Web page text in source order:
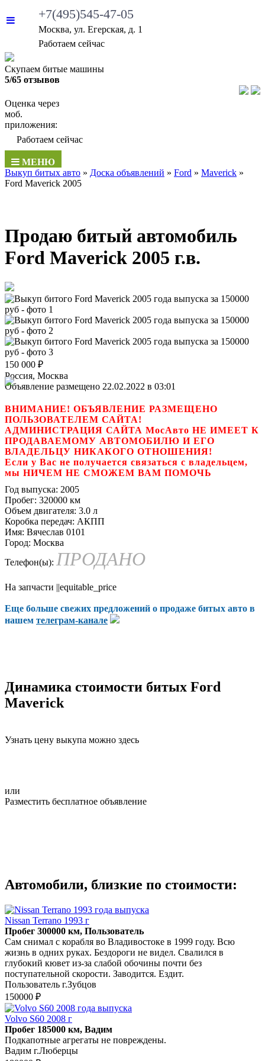
+7(495)545-47-05
Москва, ул. Егерская, д. 1
Работаем сейчас
Скупаем битые машины
5/65 отзывов
Оценка через
моб.
приложения:
Работаем сейчас
МЕНЮ
Выкуп битых авто » Доска объявлений » Ford » Maverick »
Ford Maverick 2005
Продаю битый автомобиль
Ford Maverick 2005 г.в.
150 000 ₽
Россия, Москва
Объявление размещено 22.02.2022 в 03:01
ВНИМАНИЕ! ОБЪЯВЛЕНИЕ РАЗМЕЩЕНО
ПОЛЬЗОВАТЕЛЕМ САЙТА!
АДМИНИСТРАЦИЯ САЙТА МосАвто НЕ ИМЕЕТ К
ПРОДАВАЕМОМУ АВТОМОБИЛЮ И ЕГО
ВЛАДЕЛЬЦУ НИКАКОГО ОТНОШЕНИЯ!
Если у Вас не получается связаться с владельцем,
мы НИЧЕМ НЕ СМОЖЕМ ВАМ ПОМОЧЬ
Год выпуска: 2005
Пробег: 320000 км
Объем двигателя: 3.0 л
Коробка передач: АКПП
Имя: Вячеслав 0101
Город: Москва
Телефон(ы): ПРОДАНО
На запчасти ||equitable_price
Еще больше свежих предложений о продаже битых авто в
нашем телеграм-канале
Динамика стоимости битых Ford
Maverick
Узнать цену выкупа можно здесь
или
Разместить бесплатное объявление
Автомобили, близкие по стоимости:
Nissan Terrano 1993 г
Пробег 300000 км, Пользователь
Сам снимал с корабля во Владивостоке в 1999 году. Всю
жизнь в одних руках. Бездороги не видел. Свалился в
глубокий кювет из-за слабой обочины почти без
поступательной скорости. Заводится. Ездит.
Пользователь г.Зубцов
150000 ₽
Volvo S60 2008 г
Пробег 185000 км, Вадим
Подкапотные агрегаты не повреждены.
Вадим г.Люберцы